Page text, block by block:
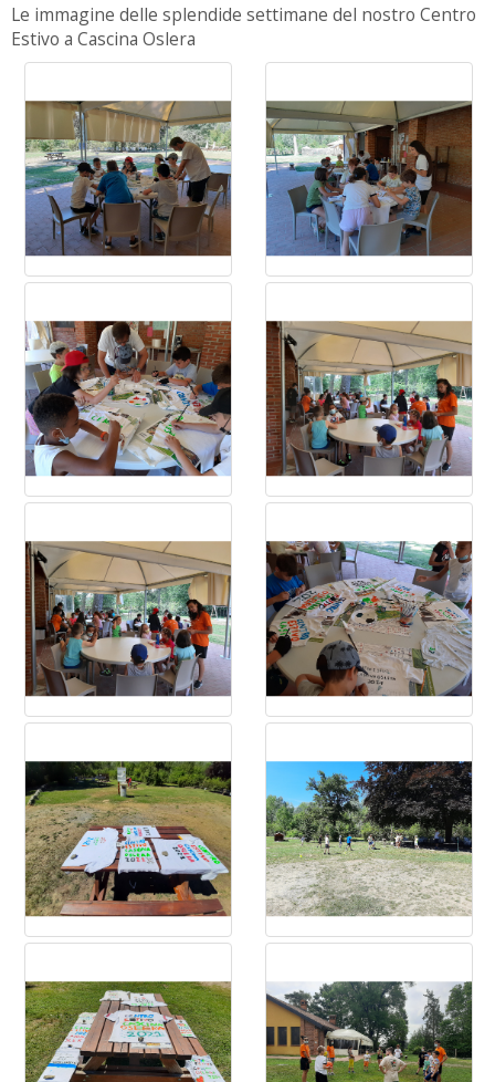
Le immagine delle splendide settimane del nostro Centro
Estivo a Cascina Oslera